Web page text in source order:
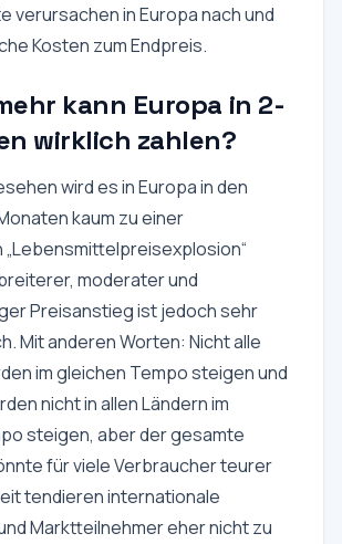
verursachen in Europa nach und
Kosten zum Endpreis.
kann Europa in 2-
wirklich zahlen?
wird es in Europa in den
kaum zu einer
moderater und
Preisanstieg ist jedoch sehr
Mit anderen Worten: Nicht alle
im gleichen Tempo steigen und
nicht in allen Ländern im
steigen, aber der gesamte
für viele Verbraucher teurer
tendieren internationale
Marktteilnehmer eher nicht zu